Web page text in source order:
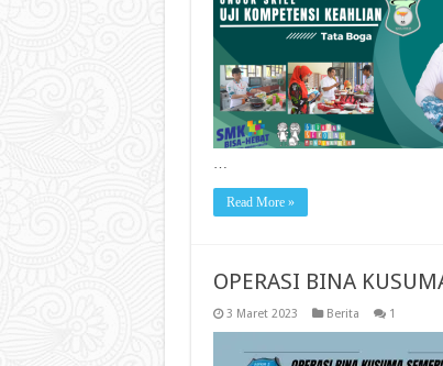
Read More »
OPERASI BINA
3 Maret 2023 Berita 1